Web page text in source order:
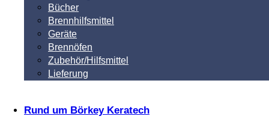
Bücher
Brennhilfsmittel
Geräte
Brennöfen
Zubehör/Hilfsmittel
Lieferung
Rund um Börkey Keratech